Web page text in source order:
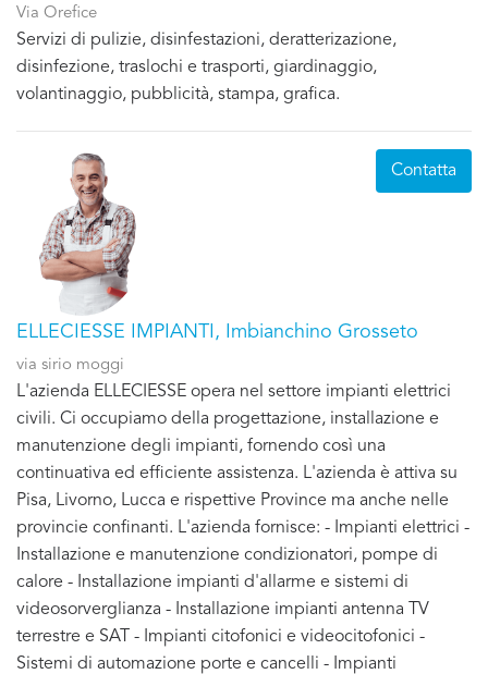
Via Orefice
Servizi di pulizie, disinfestazioni, deratterizazione,
disinfezione, traslochi e trasporti, giardinaggio,
volantinaggio, pubblicità, stampa, grafica.
ELLECIESSE IMPIANTI, Imbianchino Grosseto
via sirio moggi
L'azienda ELLECIESSE opera nel settore impianti elettrici
civili. Ci occupiamo della progettazione, installazione e
manutenzione degli impianti, fornendo così una
continuativa ed efficiente assistenza. L'azienda è attiva su
Pisa, Livorno, Lucca e rispettive Province ma anche nelle
provincie confinanti. L'azienda fornisce: - Impianti elettrici -
Installazione e manutenzione condizionatori, pompe di
calore - Installazione impianti d'allarme e sistemi di
videosorverglianza - Installazione impianti antenna TV
terrestre e SAT - Impianti citofonici e videocitofonici -
Sistemi di automazione porte e cancelli - Impianti
Contatta